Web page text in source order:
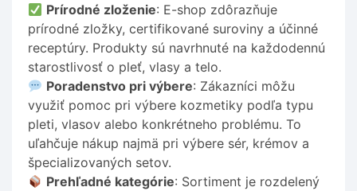
Prírodné zloženie: E-shop zdôrazňuje
prírodné zložky, certifikované suroviny a účinné
receptúry. Produkty sú navrhnuté na každodennú
starostlivosť o pleť, vlasy a telo.
Poradenstvo pri výbere: Zákazníci môžu
využiť pomoc pri výbere kozmetiky podľa typu
pleti, vlasov alebo konkrétneho problému. To
uľahčuje nákup najmä pri výbere sér, krémov a
špecializovaných setov.
Prehľadné kategórie: Sortiment je rozdelený